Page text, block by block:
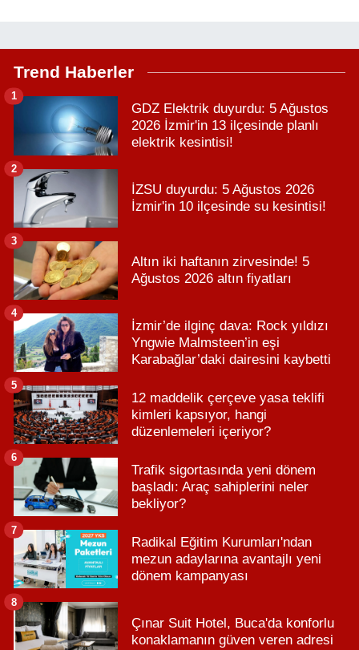
Trend Haberler
GDZ Elektrik duyurdu: 5 Ağustos
2026 İzmir'in 13 ilçesinde planlı
elektrik kesintisi!
1
İZSU duyurdu: 5 Ağustos 2026
İzmir'in 10 ilçesinde su kesintisi!
2
Altın iki haftanın zirvesinde! 5
Ağustos 2026 altın fiyatları
3
İzmir’de ilginç dava: Rock yıldızı
Yngwie Malmsteen’in eşi
Karabağlar’daki dairesini kaybetti
4
12 maddelik çerçeve yasa teklifi
kimleri kapsıyor, hangi
düzenlemeleri içeriyor?
5
Trafik sigortasında yeni dönem
başladı: Araç sahiplerini neler
bekliyor?
6
Radikal Eğitim Kurumları'ndan
mezun adaylarına avantajlı yeni
dönem kampanyası
7
Çınar Suit Hotel, Buca'da konforlu
konaklamanın güven veren adresi
8